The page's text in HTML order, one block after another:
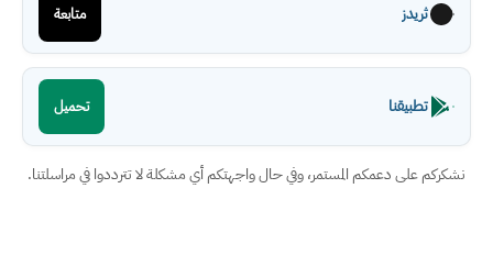
ثريدز متابعة
تطبيقنا تحميل
نشكركم على دعمكم المستمر، وفي حال واجهتكم أي مشكلة لا تترددوا في مراسلتنا.